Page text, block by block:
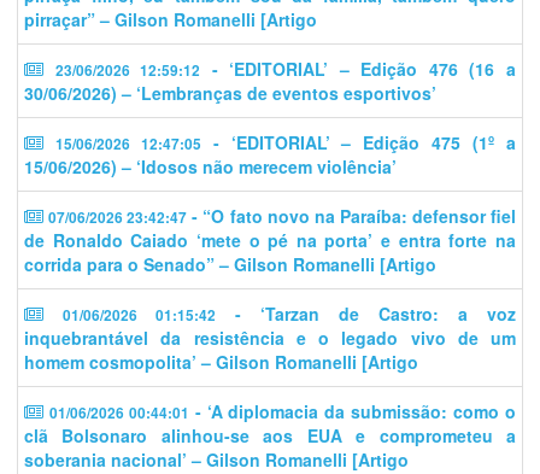
pirraçar” – Gilson Romanelli [Artigo
23/06/2026 12:59:12
- ‘EDITORIAL’ – Edição 476 (16 a
30/06/2026) – ‘Lembranças de eventos esportivos’
15/06/2026 12:47:05
- ‘EDITORIAL’ – Edição 475 (1º a
15/06/2026) – ‘Idosos não merecem violência’
07/06/2026 23:42:47 - “O fato novo na Paraíba: defensor fiel
de Ronaldo Caiado ‘mete o pé na porta’ e entra forte na
corrida para o Senado” – Gilson Romanelli [Artigo
01/06/2026 01:15:42
- ‘Tarzan de Castro: a voz
inquebrantável da resistência e o legado vivo de um
homem cosmopolita’ – Gilson Romanelli [Artigo
01/06/2026 00:44:01 - ‘A diplomacia da submissão: como o
clã Bolsonaro alinhou-se aos EUA e comprometeu a
soberania nacional’ – Gilson Romanelli [Artigo